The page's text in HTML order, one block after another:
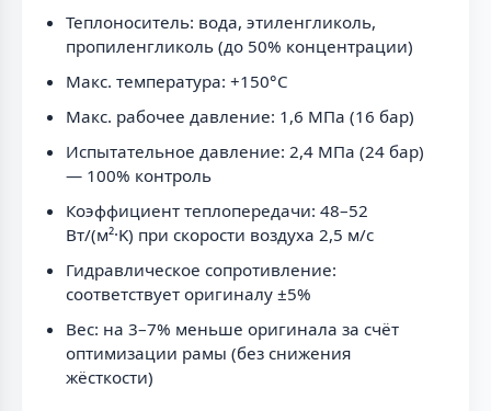
Теплоноситель: вода, этиленгликоль,
пропиленгликоль (до 50% концентрации)
Макс. температура: +150°C
Макс. рабочее давление: 1,6 МПа (16 бар)
Испытательное давление: 2,4 МПа (24 бар)
— 100% контроль
Коэффициент теплопередачи: 48–52
Вт/(м²·K) при скорости воздуха 2,5 м/с
Гидравлическое сопротивление:
соответствует оригиналу ±5%
Вес: на 3–7% меньше оригинала за счёт
оптимизации рамы (без снижения
жёсткости)